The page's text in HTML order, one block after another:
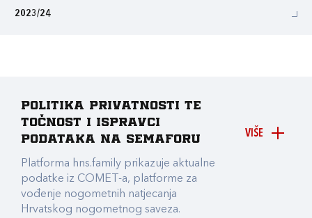
2023/24
VIŠE
Politika privatnosti te
točnost i ispravci
podataka na Semaforu
Platforma hns.family prikazuje aktualne
podatke iz COMET-a, platforme za
vođenje nogometnih natjecanja
Hrvatskog nogometnog saveza.